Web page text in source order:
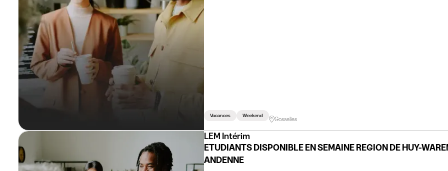
Vacances Weekend Gosselies
LEM Intérim
ETUDIANTS DISPONIBLE EN SEMAINE REGION DE HUY-
ANDENNE